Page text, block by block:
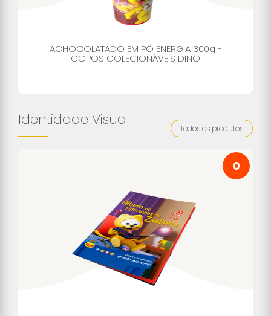
ACHOCOLATADO EM PÓ ENERGIA 300g -
COPOS COLECIONÁVEIS DINO
Identidade Visual Todos os produtos
0